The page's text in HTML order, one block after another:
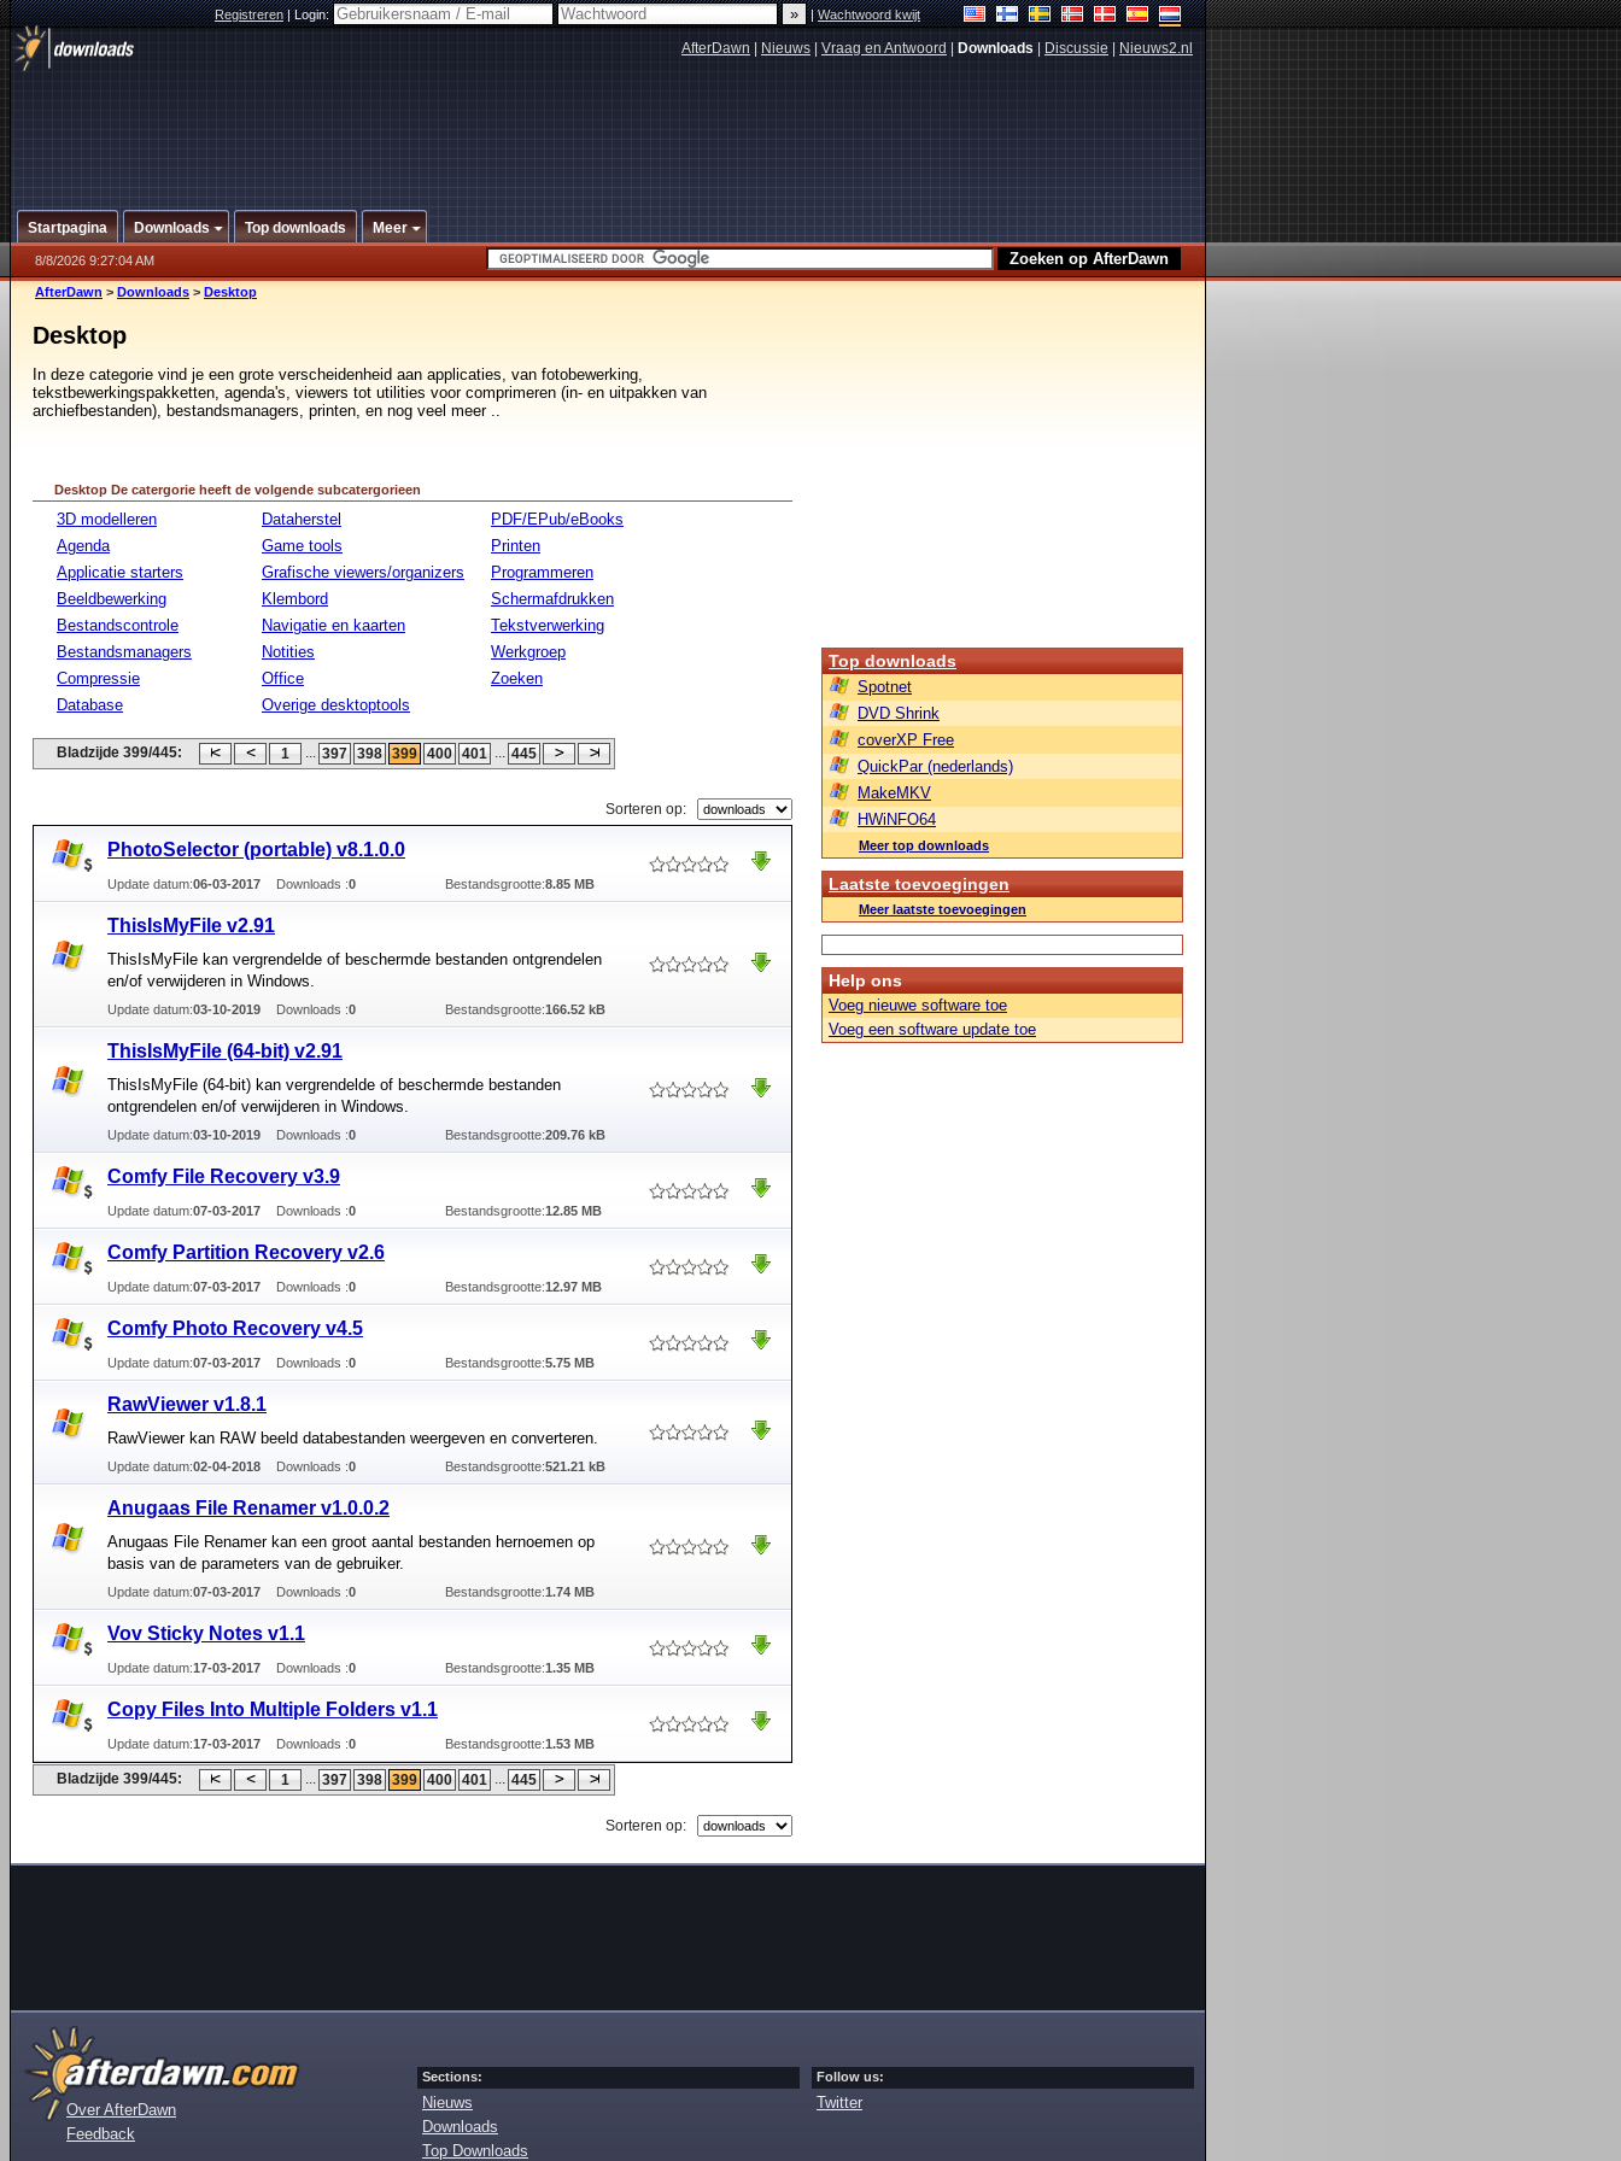
Registreren|Login: |Wachtwoord kwijt
AfterDawn Nieuws Vraag en Antwoord Downloads Discussie Nieuws2.nl
Startpagina Downloads Top downloads Meer
8/8/2026 9:27:04 AM
AfterDawn > Downloads > Desktop
Desktop
In deze categorie vind je een grote verscheidenheid aan applicaties, van fotobewerking,
tekstbewerkingspakketten, agenda's, viewers tot utilities voor comprimeren (in- en uitpakken van
archiefbestanden), bestandsmanagers, printen, en nog veel meer ..
Desktop De catergorie heeft de volgende subcatergorieen
3D modelleren
Agenda
Applicatie starters
Beeldbewerking
Bestandscontrole
Bestandsmanagers
Compressie
Database
Dataherstel
Game tools
Grafische viewers/organizers
Klembord
Navigatie en kaarten
Notities
Office
Overige desktoptools
PDF/EPub/eBooks
Printen
Programmeren
Schermafdrukken
Tekstverwerking
Werkgroep
Zoeken
Bladzijde 399/445: 1 ... 397 398 399 400 401 ... 445
Sorteren op:
PhotoSelector (portable) v8.1.0.0
Update datum:06-03-2017 Downloads :0 Bestandsgrootte:8.85 MB
ThisIsMyFile v2.91
ThisIsMyFile kan vergrendelde of beschermde bestanden ontgrendelen
en/of verwijderen in Windows.
Update datum:03-10-2019 Downloads :0 Bestandsgrootte:166.52 kB
ThisIsMyFile (64-bit) v2.91
ThisIsMyFile (64-bit) kan vergrendelde of beschermde bestanden
ontgrendelen en/of verwijderen in Windows.
Update datum:03-10-2019 Downloads :0 Bestandsgrootte:209.76 kB
Comfy File Recovery v3.9
Update datum:07-03-2017 Downloads :0 Bestandsgrootte:12.85 MB
Comfy Partition Recovery v2.6
Update datum:07-03-2017 Downloads :0 Bestandsgrootte:12.97 MB
Comfy Photo Recovery v4.5
Update datum:07-03-2017 Downloads :0 Bestandsgrootte:5.75 MB
RawViewer v1.8.1
RawViewer kan RAW beeld databestanden weergeven en converteren.
Update datum:02-04-2018 Downloads :0 Bestandsgrootte:521.21 kB
Anugaas File Renamer v1.0.0.2
Anugaas File Renamer kan een groot aantal bestanden hernoemen op
basis van de parameters van de gebruiker.
Update datum:07-03-2017 Downloads :0 Bestandsgrootte:1.74 MB
Vov Sticky Notes v1.1
Update datum:17-03-2017 Downloads :0 Bestandsgrootte:1.35 MB
Copy Files Into Multiple Folders v1.1
Update datum:17-03-2017 Downloads :0 Bestandsgrootte:1.53 MB
Bladzijde 399/445: 1 ... 397 398 399 400 401 ... 445
Sorteren op:
Top downloads
Spotnet
DVD Shrink
coverXP Free
QuickPar (nederlands)
MakeMKV
HWiNFO64
Meer top downloads
Laatste toevoegingen
Meer laatste toevoegingen
Help ons
Voeg nieuwe software toe
Voeg een software update toe
Over AfterDawn
Feedback
Sections:
Nieuws
Downloads
Top Downloads
Follow us:
Twitter